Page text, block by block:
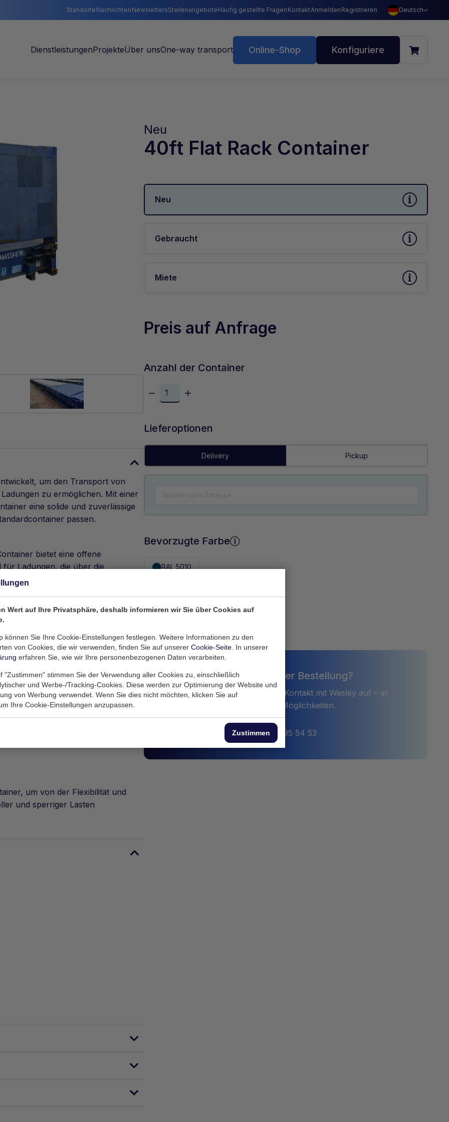
Standorte Nachrichten NewslettersStellenangeboteHäufig gestellte Fragen KontaktAnmelden Registrieren Deutsch
Online-Shop Konfiguriere
um den Transport von
zu ermöglichen. Mit einer
eine solide und zuverlässige
passen.
bietet eine offene
für Ladungen, die über die
Form haben.
so konzipiert, dass sie den
gleichzeitig Ihre Ladung sicher
um eine Vielzahl von Lasten zu
bis hin zu großen Geräten
wird häufig in Projekten
bewältigt werden
um von der Flexibilität und
und sperriger Lasten
Neu
40ft Flat Rack Container
Neu
Gebraucht
Miete
Preis auf Anfrage
Anzahl der Container
Lieferoptionen
Delivery Pickup
Bevorzugte Farbe
RAL 5010
Brauchst du Hilfe bei deiner Bestellung?
Nimm dann gern unverbindlich Kontakt mit Wesley auf – er
erzählt dir gern mehr über die Möglichkeiten.
sales@ktainer.com +31 10 495 54 53
Wert auf Ihre Privatsphäre, deshalb informieren wir Sie über Cookies auf
können Sie Ihre Cookie-Einstellungen festlegen. Weitere Informationen zu den
von Cookies, die wir verwenden, finden Sie auf unserer Cookie-Seite . In unserer
erfahren Sie, wie wir Ihre personenbezogenen Daten verarbeiten.
"Zustimmen" stimmen Sie der Verwendung aller Cookies zu, einschließlich
und Werbe-/Tracking-Cookies. Diese werden zur Optimierung der Website und
von Werbung verwendet. Wenn Sie dies nicht möchten, klicken Sie auf
Ihre Cookie-Einstellungen anzupassen.
Zustimmen